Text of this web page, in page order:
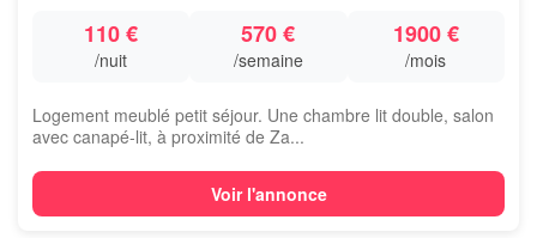
110 €
/nuit
570 €
/semaine
1900 €
/mois
Logement meublé petit séjour. Une chambre lit double, salon
avec canapé-lit, à proximité de Za...
Voir l'annonce